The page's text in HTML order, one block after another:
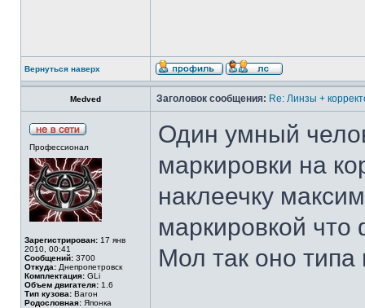
Вернуться наверх
Medved Заголовок сообщения: Re: Линзы +
Профессионал
Зарегистрирован: 17 янв
2010, 00:41
Сообщений: 3700
Откуда: Днепропетровск
Комплектация: GLi
Объем двигателя: 1.6
Тип кузова: Вагон
Родословная: Японка
Один умный
маркировки на
наклеечку
маркировкой что
Мол так оно